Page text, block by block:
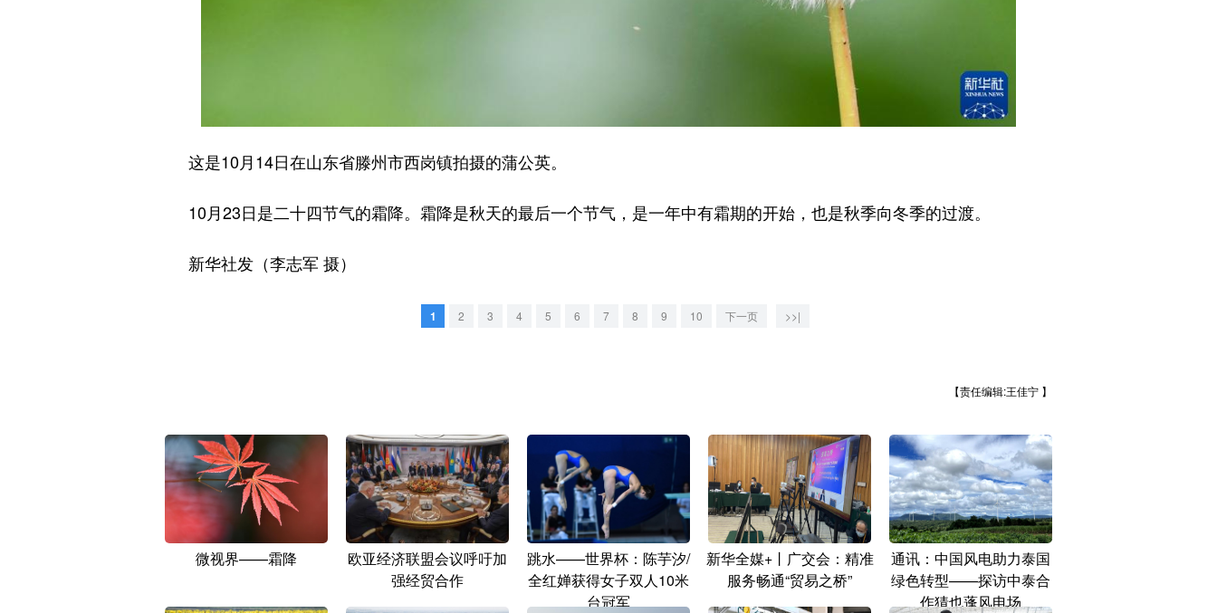
这是10月14日在山东省滕州市西岗镇拍摄的蒲公英。
10月23日是二十四节气的霜降。霜降是秋天的最后一个节气，是一年中有霜期的开始，也是秋季向冬季的过渡。
新华社发（李志军 摄）
1 2 3 4 5 6 7 8 9 10 下一页 >>|
【责任编辑:王佳宁 】
微视界——霜降
欧亚经济联盟会议呼吁加
强经贸合作
跳水——世界杯：陈芋汐/
全红婵获得女子双人10米
台冠军
新华全媒+丨广交会：精准
服务畅通“贸易之桥”
通讯：中国风电助力泰国
绿色转型——探访中泰合
作猜也蓬风电场